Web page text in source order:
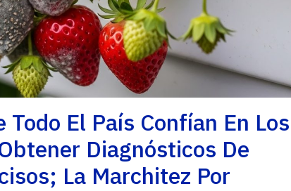
El País Confían En Los
Diagnósticos De
La Marchitez Por